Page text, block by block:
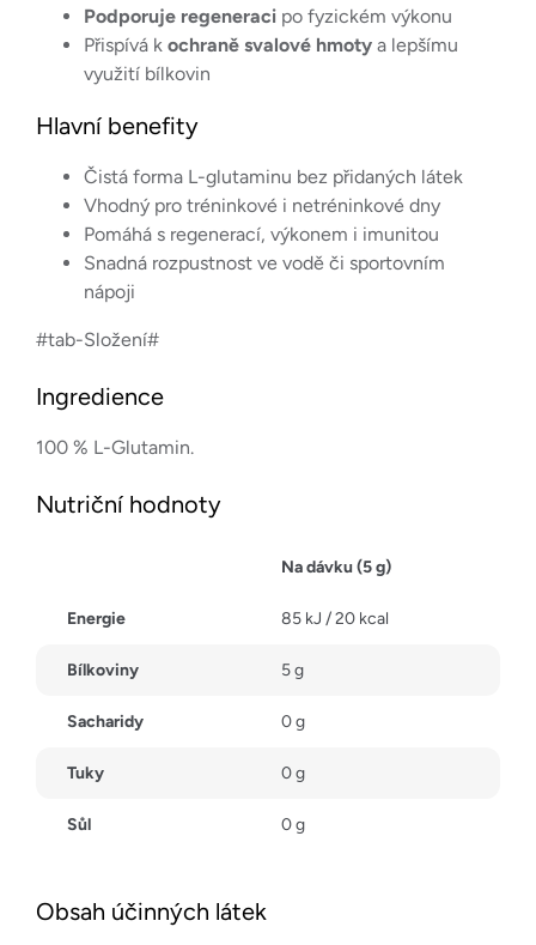
Podporuje regeneraci po fyzickém výkonu
Přispívá k ochraně svalové hmoty a lepšímu
využití bílkovin
Hlavní benefity
Čistá forma L-glutaminu bez přidaných látek
Vhodný pro tréninkové i netréninkové dny
Pomáhá s regenerací, výkonem i imunitou
Snadná rozpustnost ve vodě či sportovním
nápoji
#tab-Složení#
Ingredience
100 % L-Glutamin.
Nutriční hodnoty
Na dávku (5 g)
Energie 85 kJ / 20 kcal
Bílkoviny 5 g
Sacharidy 0 g
Tuky 0 g
Sůl 0 g
Obsah účinných látek